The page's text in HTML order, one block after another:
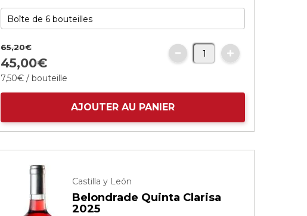
65,20€
45,00€
7,50€ / bouteille
AJOUTER AU PANIER
Castilla y León
Belondrade Quinta Clarisa
2025